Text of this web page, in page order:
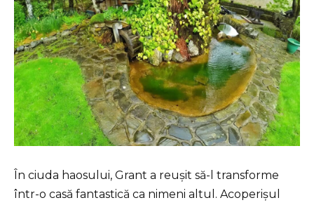
În ciuda haosului, Grant a reușit să-l transforme
într-o casă fantastică ca nimeni altul. Acoperișul